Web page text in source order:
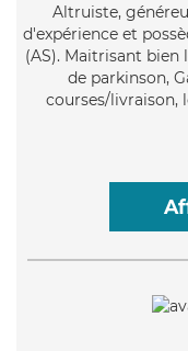
Altruiste,
d'expérience et
(AS). Maitrisant bien
de parkinson,
courses/livraison,